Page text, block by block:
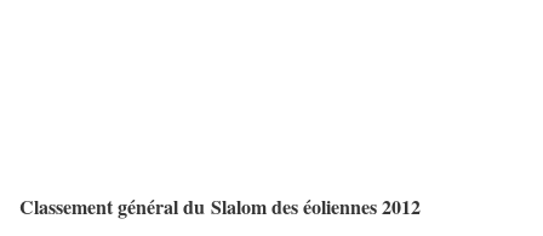
Classement général du Slalom des éoliennes 2012